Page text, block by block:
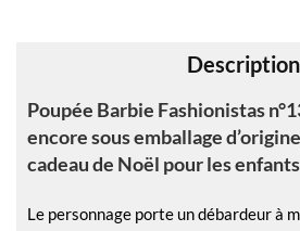
:
Description
Poupée Barbie Fashionistas
encore sous emballage
cadeau de Noël pour les
Le personnage porte un débardeur à